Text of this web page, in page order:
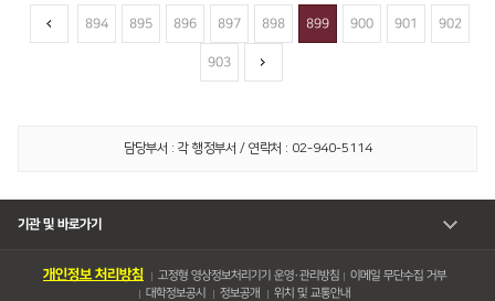
894 895 896 897 898 899 900 901 902
903
담당부서 : 각 행정부서 / 연락처 : 02-940-5114
기관 및 바로가기
개인정보 처리방침 고정형 영상정보처리기기 운영・관리방침
이메일 무단수집 거부
대학정보공시
정보공개 위치 및 교통안내